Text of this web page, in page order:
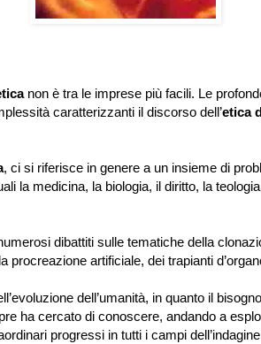
non è tra le imprese più facili. Le
caratterizzanti il discorso dell’etica
, ci si riferisce in genere a un insieme di
la medicina, la biologia, il diritto, la
dibattiti sulle tematiche della
procreazione artificiale, dei trapianti
dell’umanità, in quanto il
ha cercato di conoscere, andando a
progressi in tutti i campi